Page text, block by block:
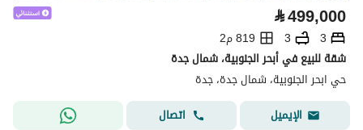
⃁499,000
3
3
819 م2
شقة للبيع في أبحر الجنوبية، شمال جدة
حي ابحر الجنوبية، شمال جدة، جدة
الإيميل
اتصال